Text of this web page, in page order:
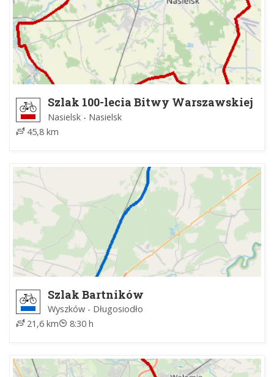
Szlak 100-lecia Bitwy Warszawskiej
1920 r.
Nasielsk - Nasielsk
45,8 km
Szlak Bartników
Wyszków - Długosiodło
21,6 km
8:30 h